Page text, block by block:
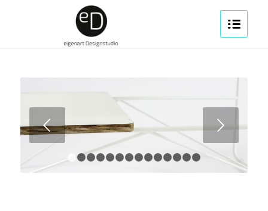
Weiter
1 2 3 4 5 6 7 8 11 12